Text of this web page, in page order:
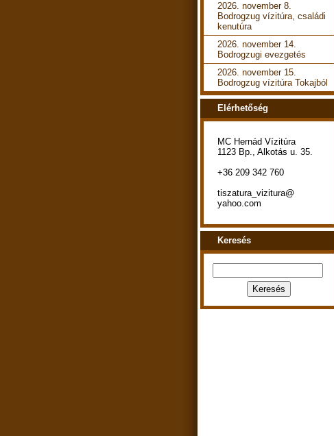
2026. november 8.
Bodrogzug vízitúra, családi
kenutúra
2026. november 14.
Bodrogzugi evezgetés
2026. november 15.
Bodrogzug vízitúra Tokajból
Elérhetőség
MC Hernád Vízitúra
1123 Bp., Alkotás u. 35.
+36 209 342 760
tiszatura_vizitura@
yahoo.com
Keresés